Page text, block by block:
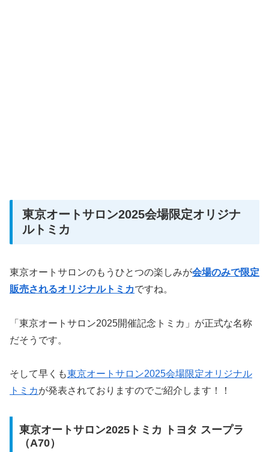
東京オートサロン2025会場限定オリジナ
ルトミカ
東京オートサロンのもうひとつの楽しみが会場のみで限定
販売されるオリジナルトミカですね。
「東京オートサロン2025開催記念トミカ」が正式な名称
だそうです。
そして早くも東京オートサロン2025会場限定オリジナル
トミカが発表されておりますのでご紹介します！！
東京オートサロン2025トミカ トヨタ スープラ
（A70）